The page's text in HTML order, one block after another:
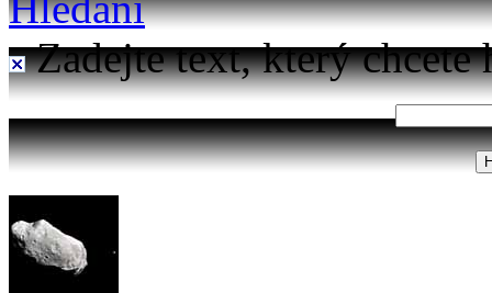
Zadejte text, který chcete